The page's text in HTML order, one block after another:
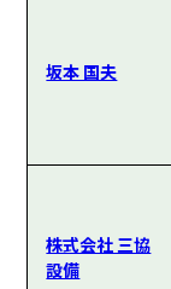
坂本 国夫
株式会社 三協
設備